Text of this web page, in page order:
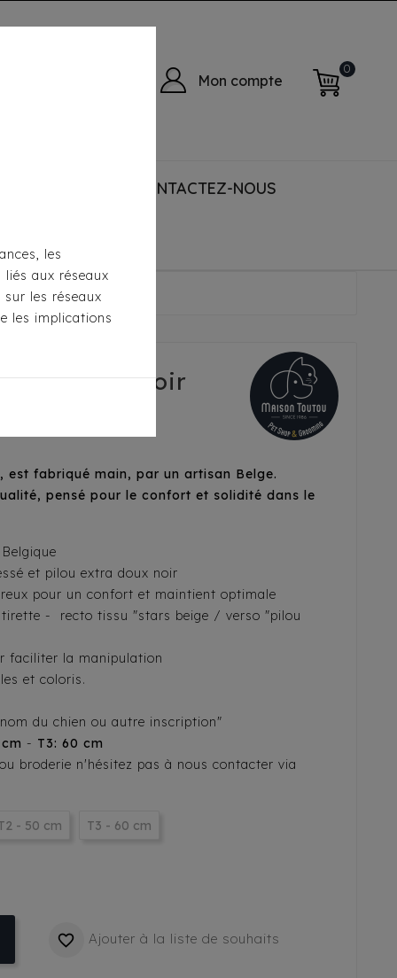
Mon compte
0
CONTACTEZ-NOUS
Tressé Noir
Tressé Noir
est fabriqué main, par un artisan Belge.
pensé pour le confort et solidité dans le
et pilou extra doux noir
pour un confort et maintient optimale
tirette - recto tissu "stars beige / verso "pilou
faciliter la manipulation
et coloris.
du chien ou autre inscription"
- T3: 60 cm
broderie n'hésitez pas à nous contacter via
- 50 cm T3 - 60 cm
 Ajouter à la liste de souhaits
les
aux réseaux
les réseaux
les implications